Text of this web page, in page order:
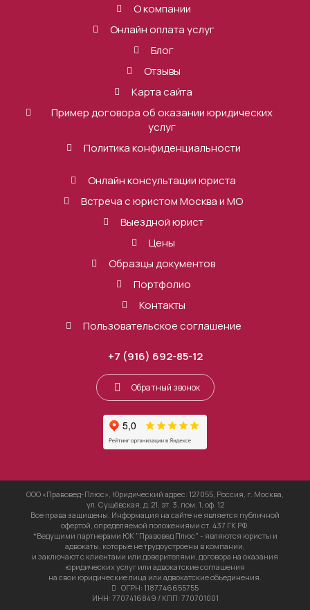
О компании
Онлайн оплата услуг
Блог
Отзывы
Карта сайта
Пример договора об оказании юридических
услуг
Политика конфиденциальности
Онлайн консультации юриста
Встреча с юристом Москва и МО
Выездной юрист
Цены
Образцы документов
Портфолио
Контакты
Пользовательское соглашение
+7 (916) 692-85-12
Обратный звонок
ООО «Правовед-Плюс», Юридический адрес: 127055, Россия, г. Москва,
ул. Сущёвская, д. 21, эт. 3, пом. 1, оф. 12
Все права защищены. Информация на сайте не является публичной
офертой, определяемой положениями ст. 437 ГК РФ.
*Ведущими партнерами ЮК "Правовед Плюс" - являются юристы и
адвокаты, которые не трудоустроены в компании,
и заключают с клиентами или доверителями, договора на оказания
юридических услуг или адвокатские соглашения
на свои юридические лица или адвокатские объединения.
ОГРН: 1187746655755
ИНН: 7707416849 / КПП: 770701001